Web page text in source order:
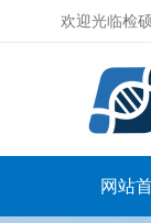
欢迎光临检
网站